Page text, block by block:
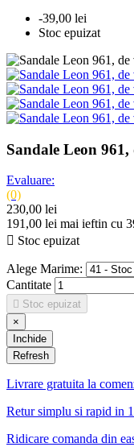
-39,00 lei
Stoc epuizat
Sandale Leon
Evaluare:
(0)
230,00 lei
191,00 lei mai ieftin cu
 Stoc epuizat
Alege Marime:
Cantitate
 Stoc epuizat
×
Inchide
Livrare gratuita la
Retur simplu si rapid in
Ridicare comanda din